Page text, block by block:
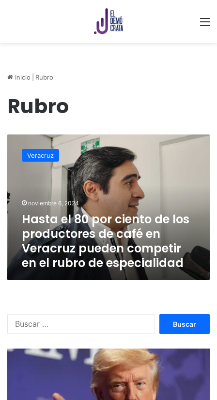
Inicio Rubro
Rubro
de
los
productores
Veracruz
pueden
en
especialidad
Veracruz
noviembre 6, 2024
Hasta el 80 por ciento de los
productores de café en
Veracruz pueden competir
en el rubro de especialidad